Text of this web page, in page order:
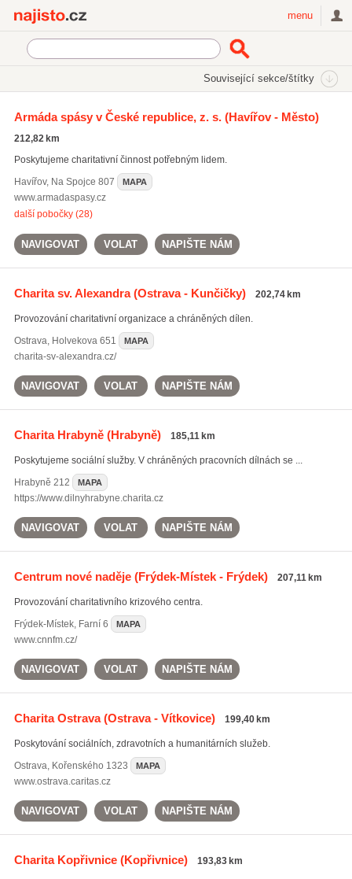
menu
Související sekce/štítky
Rodina a společnost
Charitativní organizace
Armáda spásy v České republice, z. s.(Havířov - Město)
212,82 km
Poskytujeme charitativní činnost potřebným lidem.
Havířov, Na Spojce 807 MAPA
www.armadaspasy.cz
další pobočky (28)
NAVIGOVAT VOLAT NAPIŠTE NÁM
Charita sv. Alexandra(Ostrava - Kunčičky) 202,74 km
Provozování charitativní organizace a chráněných dílen.
Ostrava, Holvekova 651 MAPA
charita-sv-alexandra.cz/
NAVIGOVAT VOLAT NAPIŠTE NÁM
Charita Hrabyně(Hrabyně) 185,11 km
Poskytujeme sociální služby. V chráněných pracovních dílnách se ...
Hrabyně 212 MAPA
https://www.dilnyhrabyne.charita.cz
NAVIGOVAT VOLAT NAPIŠTE NÁM
Centrum nové naděje(Frýdek-Místek - Frýdek) 207,11 km
Provozování charitativního krizového centra.
Frýdek-Místek, Farní 6 MAPA
www.cnnfm.cz/
NAVIGOVAT VOLAT NAPIŠTE NÁM
Charita Ostrava(Ostrava - Vítkovice) 199,40 km
Poskytování sociálních, zdravotních a humanitárních služeb.
Ostrava, Kořenského 1323 MAPA
www.ostrava.caritas.cz
NAVIGOVAT VOLAT NAPIŠTE NÁM
Charita Kopřivnice(Kopřivnice) 193,83 km